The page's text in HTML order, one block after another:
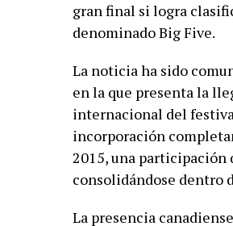
gran final si logra
denominado Big Five.
La noticia ha sido
en la que presenta la
internacional del
incorporación
2015, una participación
consolidándose dentro
La presencia